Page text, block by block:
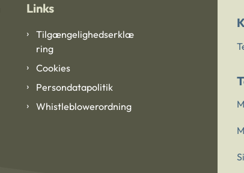
Links
Tilgængelighedserklæ
ring
Cookies
Persondatapolitik
Whistleblowerordning